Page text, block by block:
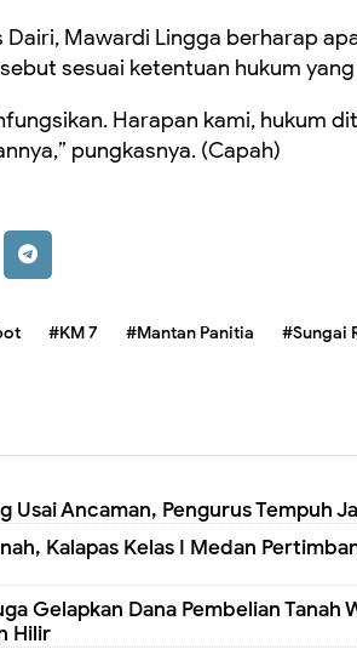
Dairi, Mawardi Lingga berharap
sesuai ketentuan hukum
Harapan kami, hukum
pungkasnya. (Capah)
#KM 7 #Mantan Panitia #Sungai
Usai Ancaman, Pengurus Tempuh
Kalapas Kelas I Medan
Gelapkan Dana Pembelian Tanah
Hilir